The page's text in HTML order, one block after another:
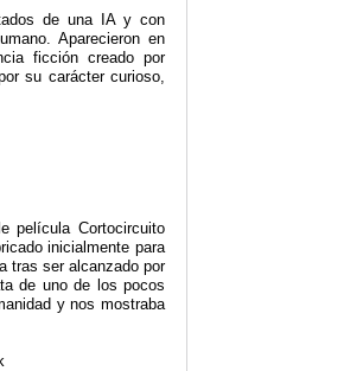
de una IA y con
Aparecieron en
ficción creado por
su carácter curioso,
película Cortocircuito
inicialmente para
tras ser alcanzado por
de uno de los pocos
y nos mostraba